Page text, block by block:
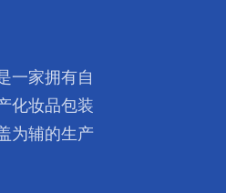
一家拥有自
化妆品包装
为辅的生产